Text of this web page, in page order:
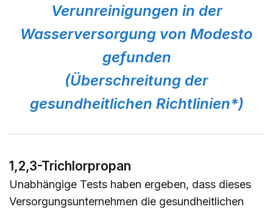
Verunreinigungen in der
Wasserversorgung von Modesto
gefunden
(Überschreitung der
gesundheitlichen Richtlinien*)
1,2,3-Trichlorpropan
Unabhängige Tests haben ergeben, dass dieses
Versorgungsunternehmen die gesundheitlichen